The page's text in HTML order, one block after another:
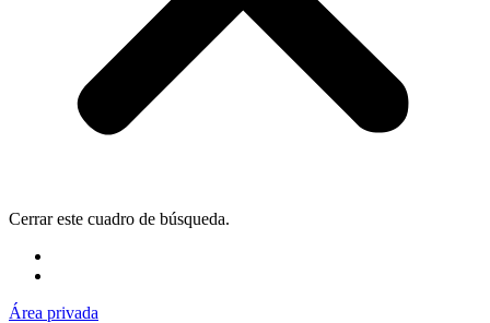
Cerrar este cuadro de búsqueda.
Área privada